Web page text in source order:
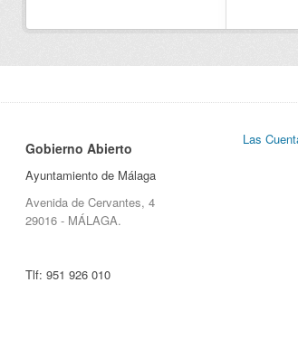
Gobierno Abierto
Ayuntamiento de Málaga
Avenida de Cervantes, 4
29016 - MÁLAGA.
Tlf: 951 926 010
Las